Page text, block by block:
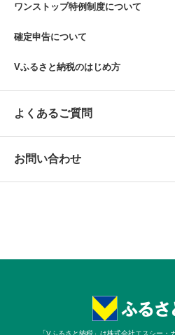
ワンストップ特例制度について
確定申告について
Vふるさと納税のはじめ方
よくあるご質問
お問い合わせ
「Vふるさと納税」は株式会社エスシー・